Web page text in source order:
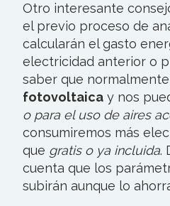
Otro interesante
el previo proceso de
calcularán el gasto
electricidad anterior o
saber que
fotovoltaica y nos
o para el uso de aires
consumiremos más
que gratis o ya incluida.
cuenta que los
subirán aunque lo